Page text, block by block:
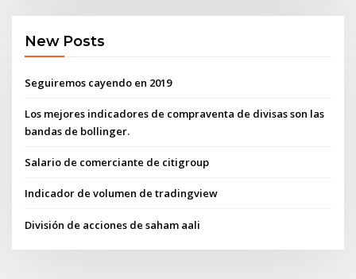
New Posts
Seguiremos cayendo en 2019
Los mejores indicadores de compraventa de divisas son las
bandas de bollinger.
Salario de comerciante de citigroup
Indicador de volumen de tradingview
División de acciones de saham aali